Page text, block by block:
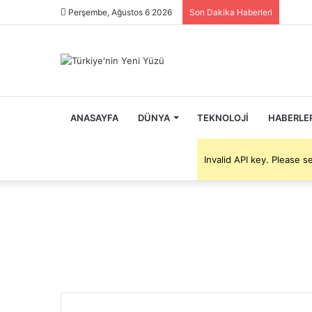
Perşembe, Ağustos 6 2026 Son Dakika Haberleri
ANASAYFA DÜNYA TEKNOLOJI
Invalid API key. Please